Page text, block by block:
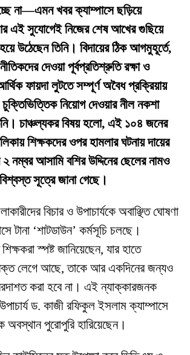
না—এমন খবর ক্যাম্পাসে ছড়িয়ে
এই সুযোগেই নিজের শেষ আখের গুছিয়ে
উঠেছেন তিনি। বিদায়ের ঠিক আগমুহূর্তে,
দেওয়া পূর্বপ্রতিশ্রুতি রক্ষা ও
ফায়দা লুটতে সম্পূর্ণ অবৈধ প্রক্রিয়ায়
নিয়োগ দেওয়ার নীল নকশা
চাঞ্চল্যকর বিষয় হলো, এই ১০৪ জনের
শিক্ষকদের ওপর হামলার ঘটনায় দায়ের
২ নম্বর আসামি বশির উদ্দিনের ছেলের নামও
সূত্রে জানা গেছে।
বিচার ও উপাচার্যকে অবাঞ্ছিত ঘোষণা
টানা ‘শাটডাউন’ কর্মসূচি চলছে।
স্পষ্ট জানিয়েছেন, যার হাতে
লেগে আছে, তাকে আর একদিনের জন্যও
করা হবে না। এই ন্যাক্কারজনক
ড. কাজী রফিকুল ইসলাম ক্যাম্পাসে
অবস্থান পুরোপুরি হারিয়েছেন।